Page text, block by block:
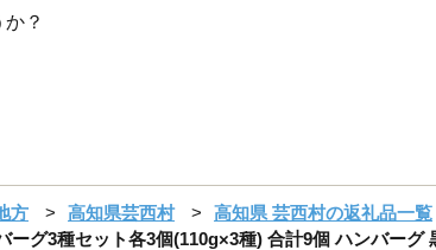
？
方 高知県芸西村
高知県 芸西村の返礼品一覧
ーグ3種セット各3個(110g×3種) 合計9個 ハンバー